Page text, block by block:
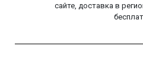
сайте, доставка в